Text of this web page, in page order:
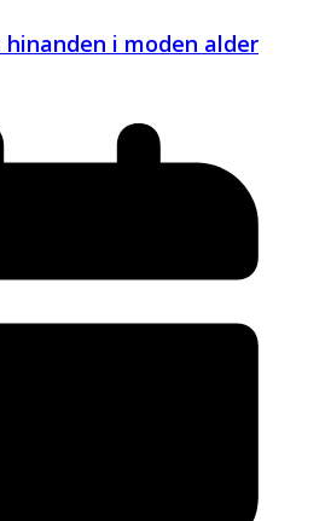
i moden alder